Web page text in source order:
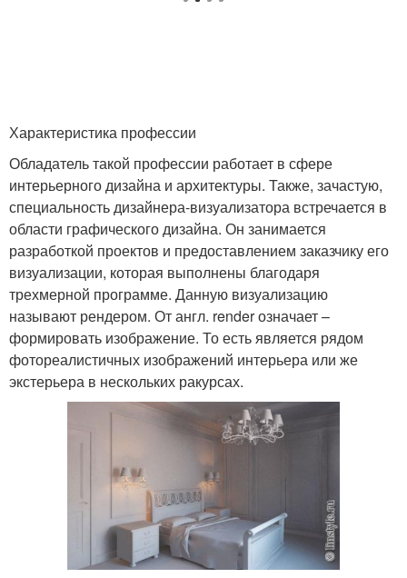
Характеристика профессии
Обладатель такой профессии работает в сфере
интерьерного дизайна и архитектуры. Также, зачастую,
специальность дизайнера-визуализатора встречается в
области графического дизайна. Он занимается
разработкой проектов и предоставлением заказчику его
визуализации, которая выполнены благодаря
трехмерной программе. Данную визуализацию
называют рендером. От англ. render означает –
формировать изображение. То есть является рядом
фотореалистичных изображений интерьера или же
экстерьера в нескольких ракурсах.